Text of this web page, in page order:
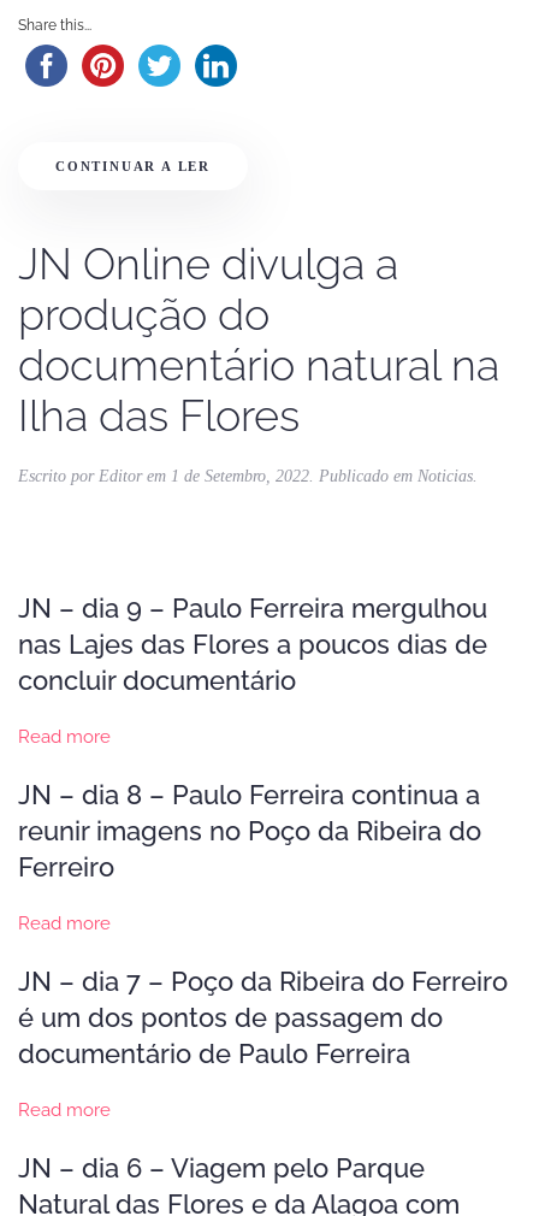
Share this...
CONTINUAR A LER
JN Online divulga a
produção do
documentário natural na
Ilha das Flores
Escrito por Editorem 1 de Setembro, 2022. Publicado em Noticias.
JN – dia 9 – Paulo Ferreira mergulhou
nas Lajes das Flores a poucos dias de
concluir documentário
Read more
JN – dia 8 – Paulo Ferreira continua a
reunir imagens no Poço da Ribeira do
Ferreiro
Read more
JN – dia 7 – Poço da Ribeira do Ferreiro
é um dos pontos de passagem do
documentário de Paulo Ferreira
Read more
JN – dia 6 – Viagem pelo Parque
Natural das Flores e da Alagoa com